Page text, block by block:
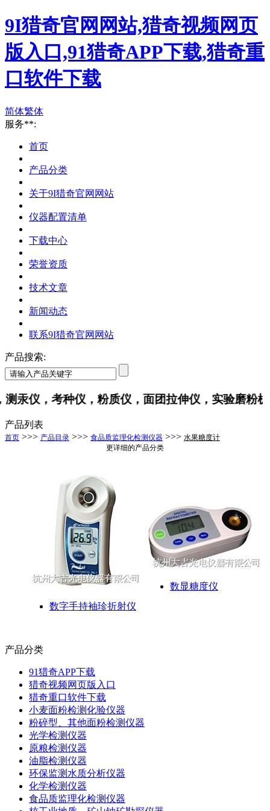
9I猎奇官网网站,猎奇视频网页
版入口,91猎奇APP下载,猎奇重
口软件下载
简体繁体
服务**:
首页
产品分类
关于9I猎奇官网网站
仪器配置清单
下载中心
荣誉资质
技术文章
新闻动态
联系9I猎奇官网网站
产品搜索:
仪，考种仪，粉质仪，面团拉伸仪，实验磨粉机
产品列表
首页 >>> 产品目录 >>> 食品质监理化检测仪器 >>> 水果糖度计
更详细的产品分类
数字手持袖珍折射仪
数显糖度仪
产品分类
91猎奇APP下载
猎奇视频网页版入口
猎奇重口软件下载
小麦面粉检测化验仪器
粉碎型、其他面粉检测仪器
光学检测仪器
原粮检测仪器
油脂检测仪器
环保监测水质分析仪器
化学检测仪器
食品质监理化检测仪器